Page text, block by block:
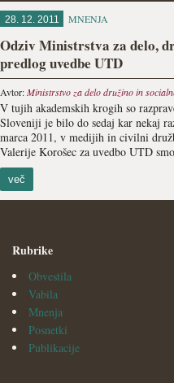
28. 12. 2011 MNENJA
Odziv Ministrstva za delo,
predlog uvedbe UTD
Avtor:Ministrstvo za delo družino in
V tujih akademskih krogih so
Sloveniji je bilo do sedaj kar nekaj
marca 2011, v medijih in civilni
Valerije Korošec za uvedbo UTD
več
Rubrike
Obvestila
Vabila
Mnenja
Posnetki
Publikacije